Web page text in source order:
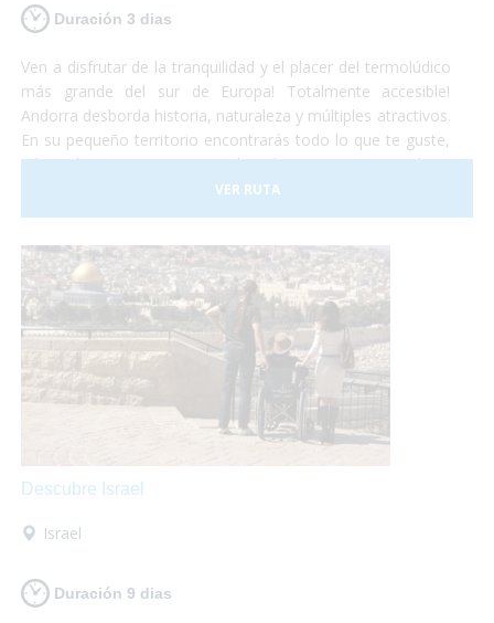
Duración 3 dias
Ven a disfrutar de la tranquilidad y el placer del termolúdico
más grande del sur de Europa! Totalmente accesible!
Andorra desborda historia, naturaleza y múltiples atractivos.
En su pequeño territorio encontrarás todo lo que te guste,
relajación en sus aguas termales, shopping en sus tiendas y
centros comerciales, disfrutar de su gastronomía
internacional o de su cocina típica de montaña, todo lo que
VER RUTA
Descubre Israel
Israel
Duración 9 dias